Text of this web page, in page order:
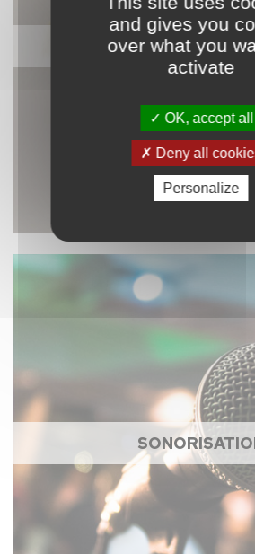
DÉCORATION
and gives you
over what you
activate
OK, accept all
Deny all
Personalize